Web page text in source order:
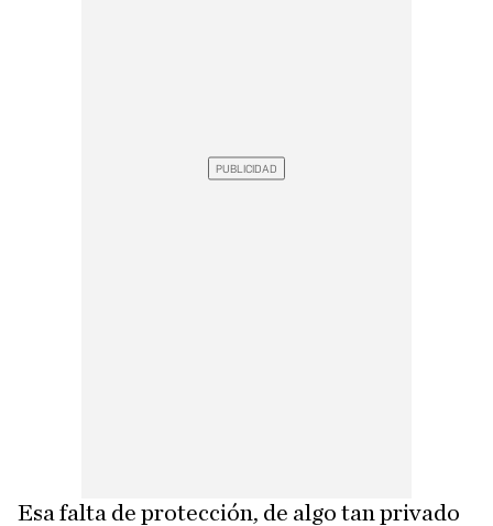
Esa falta de protección, de algo tan privado